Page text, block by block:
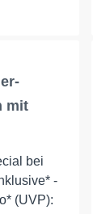
mit
bei
-
(UVP):